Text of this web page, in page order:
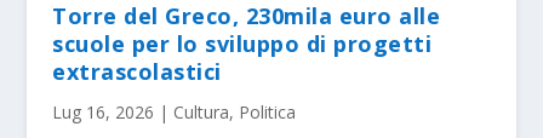
Torre del Greco, 230mila euro alle
scuole per lo sviluppo di progetti
extrascolastici
Lug 16, 2026 | Cultura, Politica